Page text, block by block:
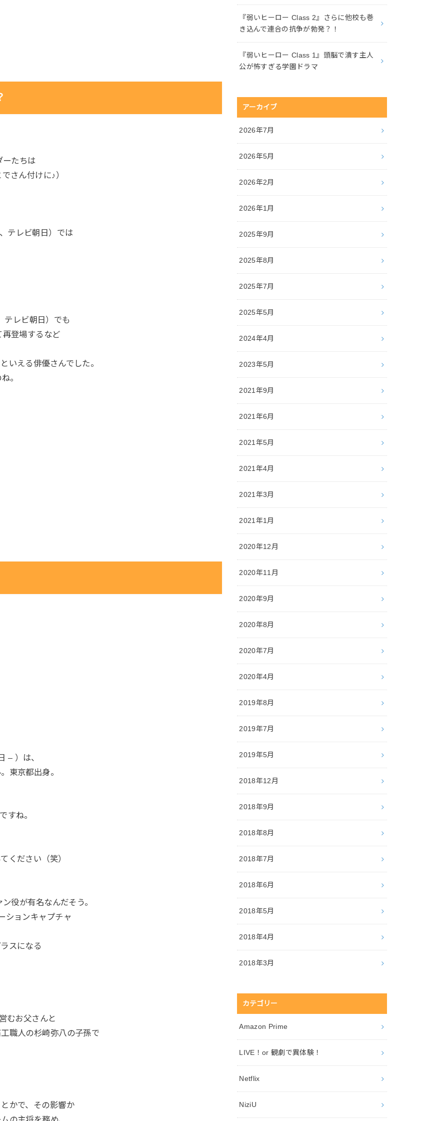
ーたちは
さん付けに♪）
テレビ朝日）では
テレビ朝日）でも
登場するなど
いえる俳優さんでした。
。
– ）は、
東京都出身。
すね。
ください（笑）
役が有名なんだそう。
ションキャプチャ
スになる
むお父さんと
職人の杉崎弥八の子孫で
かで、その影響か
『弱いヒーロー Class 2』さらに他校も巻
き込んで連合の抗争が勃発？！
『弱いヒーロー Class 1』頭脳で潰す主人
公が怖すぎる学園ドラマ
アーカイブ
2026年7月
2026年5月
2026年2月
2026年1月
2025年9月
2025年8月
2025年7月
2025年5月
2024年4月
2023年5月
2021年9月
2021年6月
2021年5月
2021年4月
2021年3月
2021年1月
2020年12月
2020年11月
2020年9月
2020年8月
2020年7月
2020年4月
2019年8月
2019年7月
2019年5月
2018年12月
2018年9月
2018年8月
2018年7月
2018年6月
2018年5月
2018年4月
2018年3月
カテゴリー
Amazon Prime
LIVE！or 観劇で異体験！
Netflix
NiziU